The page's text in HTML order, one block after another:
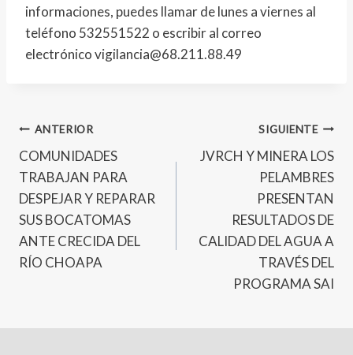
informaciones, puedes llamar de lunes a viernes al
teléfono 532551522 o escribir al correo
electrónico vigilancia@68.211.88.49
ANTERIOR
COMUNIDADES
TRABAJAN PARA
DESPEJAR Y REPARAR
SUS BOCATOMAS
ANTE CRECIDA DEL
RÍO CHOAPA
SIGUIENTE
JVRCH Y MINERA LOS
PELAMBRES
PRESENTAN
RESULTADOS DE
CALIDAD DEL AGUA A
TRAVÉS DEL
PROGRAMA SAI